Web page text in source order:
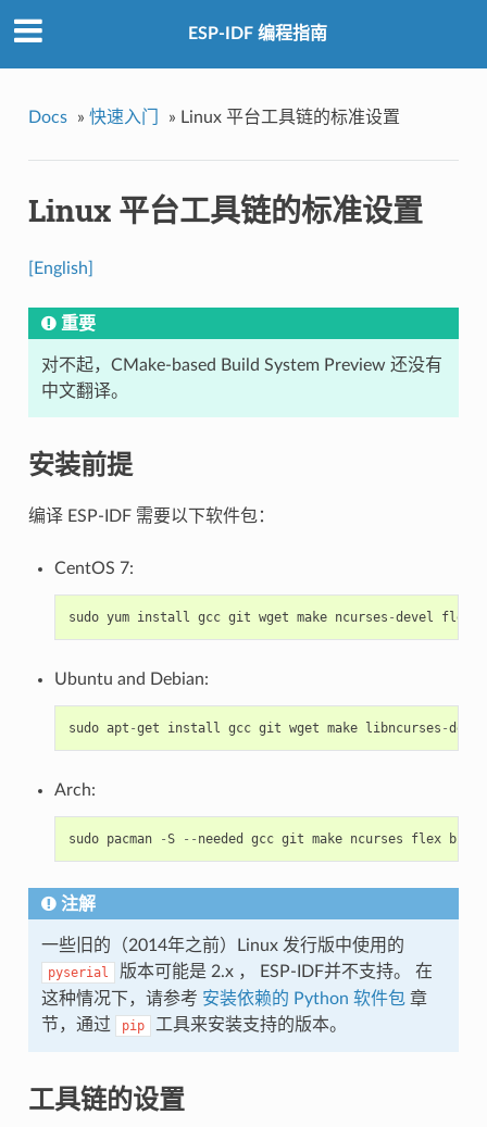
ESP-IDF 编程指南
Docs » 快速入门 » Linux 平台工具链的标准设置
Linux 平台工具链的标准设置
[English]
重要
对不起，CMake-based Build System Preview 还没有
中文翻译。
安装前提
编译 ESP-IDF 需要以下软件包：
CentOS 7:
sudo yum install gcc git wget make ncurses -devel flex
Ubuntu and Debian:
sudo apt -get install gcc git wget make libncurses -dev
Arch:
sudo pacman -S -- needed gcc git make ncurses flex bison
注解
一些旧的（2014年之前）Linux 发行版中使用的
pyserial
版本可能是 2.x ， ESP-IDF并不支持。 在
这种情况下，请参考 安装依赖的 Python 软件包章
节，通过
pip 工具来安装支持的版本。
工具链的设置